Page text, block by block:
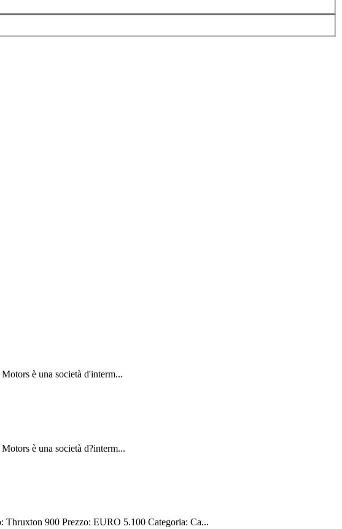
è una società d'interm...
è una società d?interm...
900 Prezzo: EURO 5.100 Categoria: Ca...